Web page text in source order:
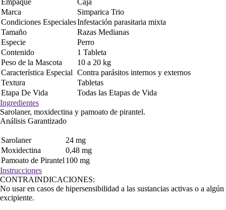
Empaque
Caja
Marca
Simparica Trio
Condiciones EspecialesInfestación parasitaria mixta
Tamaño
Razas Medianas
Especie
Perro
Contenido
1 Tableta
Peso de la Mascota
10 a 20 kg
Característica Especial Contra parásitos internos y externos
Textura
Tabletas
Etapa De Vida
Todas las Etapas de Vida
Ingredientes
Sarolaner, moxidectina y pamoato de pirantel.
Análisis Garantizado
Sarolaner
24 mg
Moxidectina
0,48 mg
Pamoato de Pirantel 100 mg
Instrucciones
CONTRAINDICACIONES:
No usar en casos de hipersensibilidad a las sustancias activas o a algún
excipiente.